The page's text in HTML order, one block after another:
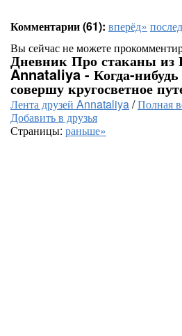
Комментарии (61): вперёд»
Вы сейчас не можете
Дневник Про стаканы из
Annataliya - Когда-нибудь
совершу кругосветное
Лента друзей Annataliya/Полная
Добавить в друзья
Страницы: раньше»